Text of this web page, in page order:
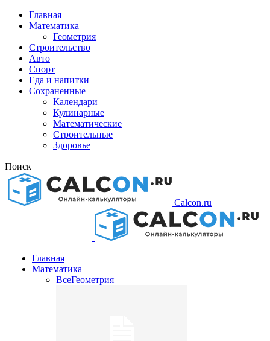
Главная
Математика
Геометрия
Строительство
Авто
Спорт
Еда и напитки
Сохраненные
Календари
Кулинарные
Математические
Строительные
Здоровье
Поиск
Calcon.ru
Главная
Математика
ВсеГеометрия